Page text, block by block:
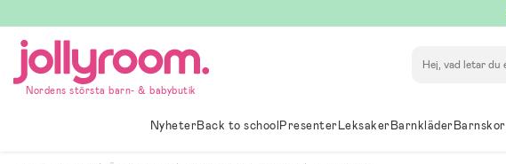
till
innehållet
Nordens största barn- & babybutik
NyheterBack to schoolPresenterLeksakerBarnkläderBarnskor